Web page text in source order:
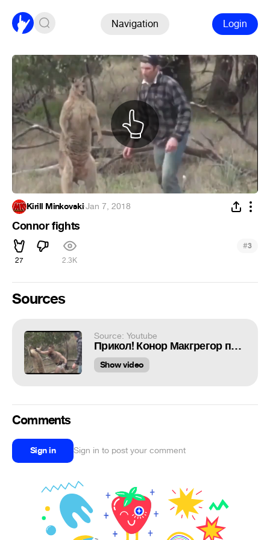
Navigation Login
Kirill Minkovski·Jan 7, 2018
Connor fights
27 2.3K
#3
Sources
Source: Youtube
Прикол! Конор Макгрегор против Кенгуру! Смотреть до конца!
Show video
Comments
Sign in Sign in to post your comment